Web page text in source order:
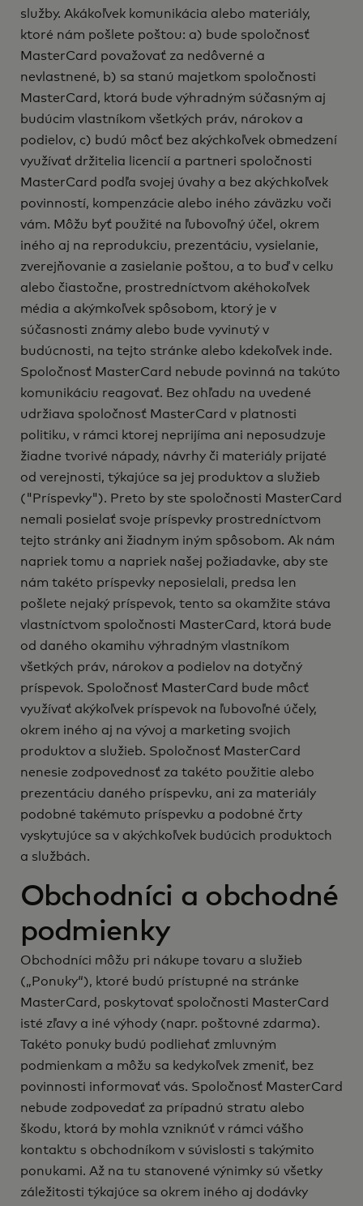
služby. Akákoľvek komunikácia alebo materiály,
ktoré nám pošlete poštou: a) bude spoločnosť
MasterCard považovať za nedôverné a
nevlastnené, b) sa stanú majetkom spoločnosti
MasterCard, ktorá bude výhradným súčasným aj
budúcim vlastníkom všetkých práv, nárokov a
podielov, c) budú môcť bez akýchkoľvek obmedzení
využívať držitelia licencií a partneri spoločnosti
MasterCard podľa svojej úvahy a bez akýchkoľvek
povinností, kompenzácie alebo iného záväzku voči
vám. Môžu byť použité na ľubovoľný účel, okrem
iného aj na reprodukciu, prezentáciu, vysielanie,
zverejňovanie a zasielanie poštou, a to buď v celku
alebo čiastočne, prostredníctvom akéhokoľvek
média a akýmkoľvek spôsobom, ktorý je v
súčasnosti známy alebo bude vyvinutý v
budúcnosti, na tejto stránke alebo kdekoľvek inde.
Spoločnosť MasterCard nebude povinná na takúto
komunikáciu reagovať. Bez ohľadu na uvedené
udržiava spoločnosť MasterCard v platnosti
politiku, v rámci ktorej neprijíma ani neposudzuje
žiadne tvorivé nápady, návrhy či materiály prijaté
od verejnosti, týkajúce sa jej produktov a služieb
("Príspevky"). Preto by ste spoločnosti MasterCard
nemali posielať svoje príspevky prostredníctvom
tejto stránky ani žiadnym iným spôsobom. Ak nám
napriek tomu a napriek našej požiadavke, aby ste
nám takéto príspevky neposielali, predsa len
pošlete nejaký príspevok, tento sa okamžite stáva
vlastníctvom spoločnosti MasterCard, ktorá bude
od daného okamihu výhradným vlastníkom
všetkých práv, nárokov a podielov na dotyčný
príspevok. Spoločnosť MasterCard bude môcť
využívať akýkoľvek príspevok na ľubovoľné účely,
okrem iného aj na vývoj a marketing svojich
produktov a služieb. Spoločnosť MasterCard
nenesie zodpovednosť za takéto použitie alebo
prezentáciu daného príspevku, ani za materiály
podobné takémuto príspevku a podobné črty
vyskytujúce sa v akýchkoľvek budúcich produktoch
a službách.
Obchodníci a obchodné
podmienky
Obchodníci môžu pri nákupe tovaru a služieb
(„Ponuky“), ktoré budú prístupné na stránke
MasterCard, poskytovať spoločnosti MasterCard
isté zľavy a iné výhody (napr. poštovné zdarma).
Takéto ponuky budú podliehať zmluvným
podmienkam a môžu sa kedykoľvek zmeniť, bez
povinnosti informovať vás. Spoločnosť MasterCard
nebude zodpovedať za prípadnú stratu alebo
škodu, ktorá by mohla vzniknúť v rámci vášho
kontaktu s obchodníkom v súvislosti s takýmito
ponukami. Až na tu stanovené výnimky sú všetky
záležitosti týkajúce sa okrem iného aj dodávky